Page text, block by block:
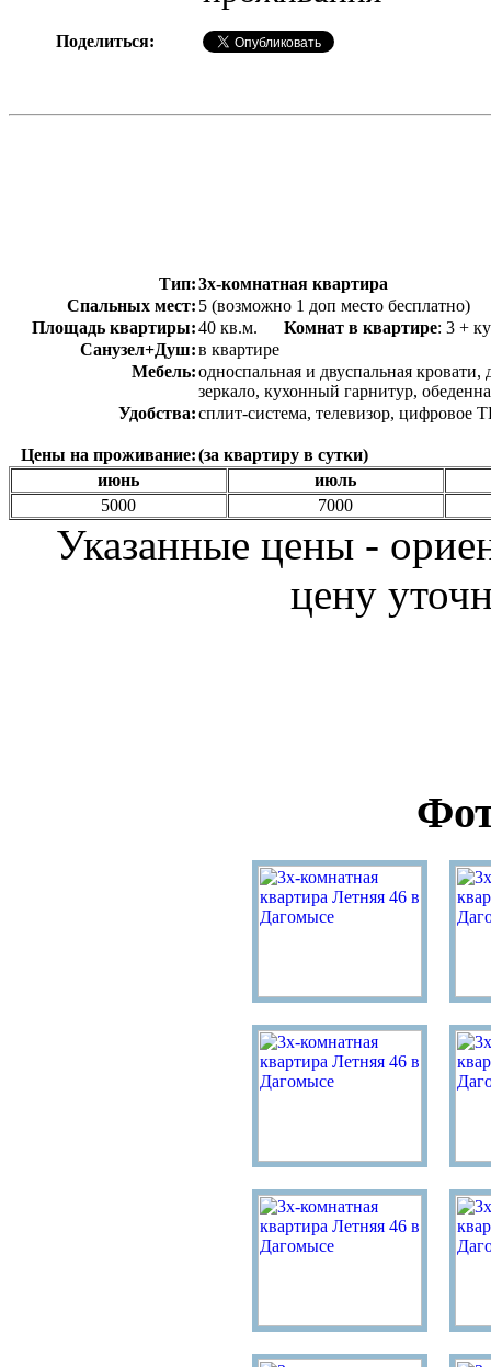
Поделиться:
Тип:3х-комнатная квартира
Спальных мест: 5 (возможно 1 доп место бесплатно)
Площадь квартиры:40 кв.м. Комнат в квартире: 3 +
Санузел+Душ:в квартире
Мебель:односпальная и двуспальная
зеркало, кухонный гарнитур,
Удобства:сплит-система, телевизор, цифровое
Цены на проживание:(за квартиру в сутки)
июнь
июль
5000
7000
Указанные цены -
цену